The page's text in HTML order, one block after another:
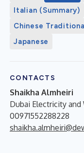
Italian (Summary)
Chinese
Japanese
CONTACTS
Shaikha Almheiri
Dubai Electricity
00971552288228